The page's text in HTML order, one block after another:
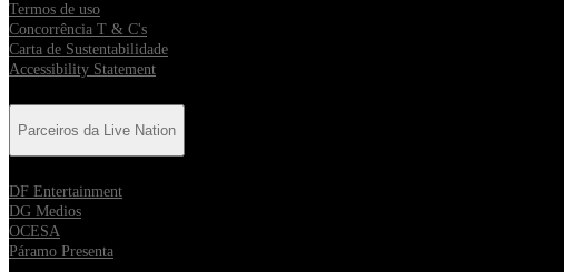
Termos de uso
Concorrência T & C's
Carta de Sustentabilidade
Accessibility Statement
Parceiros da Live Nation
DF Entertainment
DG Medios
OCESA
Páramo Presenta